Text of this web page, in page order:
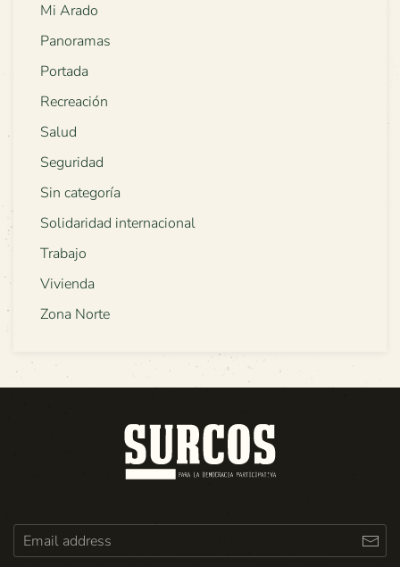
Mi Arado
Panoramas
Portada
Recreación
Salud
Seguridad
Sin categoría
Solidaridad internacional
Trabajo
Vivienda
Zona Norte